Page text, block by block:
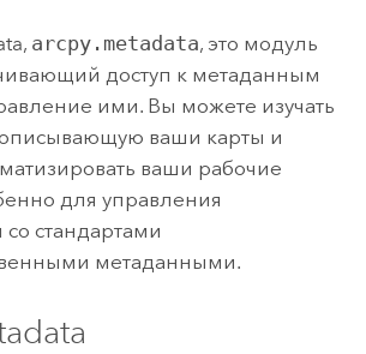
arcpy.metadata, это модуль
доступ к метаданным
ими. Вы можете изучать
ваши карты и
ваши рабочие
для управления
стандартами
метаданными.